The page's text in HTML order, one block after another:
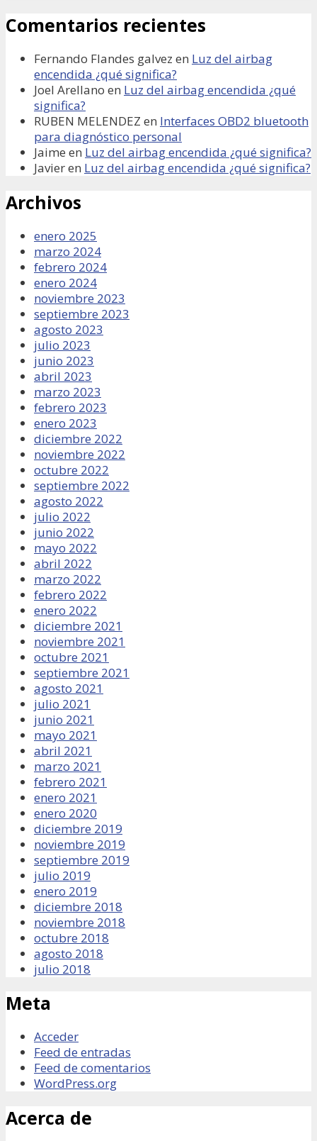
Comentarios recientes
Fernando Flandes galvez en Luz del airbag
encendida ¿qué significa?
Joel Arellano en Luz del airbag encendida ¿qué
significa?
RUBEN MELENDEZ en Interfaces OBD2 bluetooth
para diagnóstico personal
Jaime en Luz del airbag encendida ¿qué significa?
Javieren Luz del airbag encendida ¿qué significa?
Archivos
enero 2025
marzo 2024
febrero 2024
enero 2024
noviembre 2023
septiembre 2023
agosto 2023
julio 2023
junio 2023
abril 2023
marzo 2023
febrero 2023
enero 2023
diciembre 2022
noviembre 2022
octubre 2022
septiembre 2022
agosto 2022
julio 2022
junio 2022
mayo 2022
abril 2022
marzo 2022
febrero 2022
enero 2022
diciembre 2021
noviembre 2021
octubre 2021
septiembre 2021
agosto 2021
julio 2021
junio 2021
mayo 2021
abril 2021
marzo 2021
febrero 2021
enero 2021
enero 2020
diciembre 2019
noviembre 2019
septiembre 2019
julio 2019
enero 2019
diciembre 2018
noviembre 2018
octubre 2018
agosto 2018
julio 2018
Meta
Acceder
Feed de entradas
Feed de comentarios
WordPress.org
Acerca de